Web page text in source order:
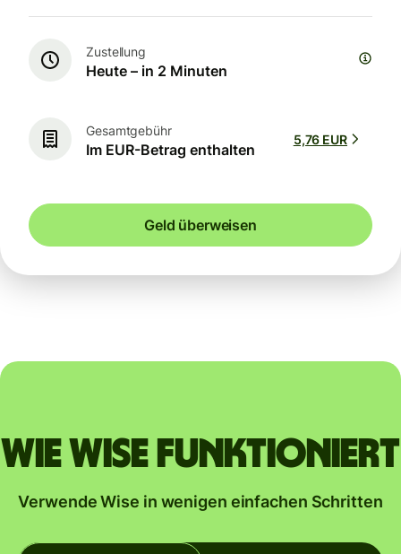
Zustellung
Heute – in 2 Minuten
Gesamtgebühr
Im EUR-Betrag enthalten
5,76 EUR
Geld überweisen
Wie Wise funktioniert
Verwende Wise in wenigen einfachen Schritten